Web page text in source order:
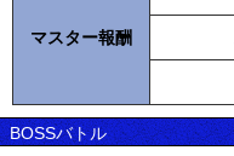
マスター報酬
BOSSバトル